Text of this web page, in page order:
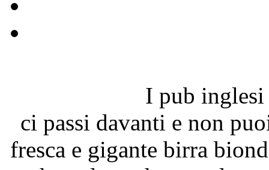
I pub inglesi
ci passi davanti e non
fresca e gigante birra